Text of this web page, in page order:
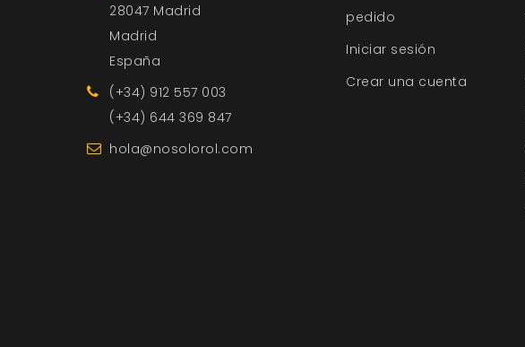
28047 Madrid
Madrid
España
(+34) 912 557 003
(+34) 644 369 847
hola@nosolorol.com
pedido
Iniciar sesión
Crear una cuenta